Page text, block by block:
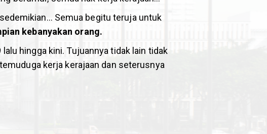
Semua begitu teruja untuk
kebanyakan orang.
hingga kini. Tujuannya tidak lain tidak
kerja kerajaan dan seterusnya